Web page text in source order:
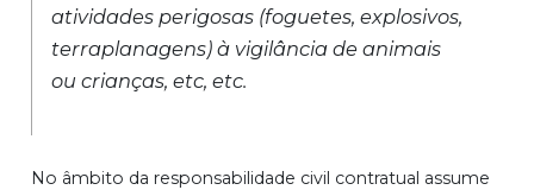
atividades perigosas (foguetes, explosivos,
terraplanagens) à vigilância de animais
ou crianças, etc, etc.
No âmbito da responsabilidade civil contratual assume